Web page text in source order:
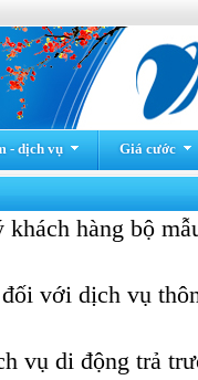
- dịch vụ Giá cước
hàng bộ
với dịch vụ
vụ di động trả